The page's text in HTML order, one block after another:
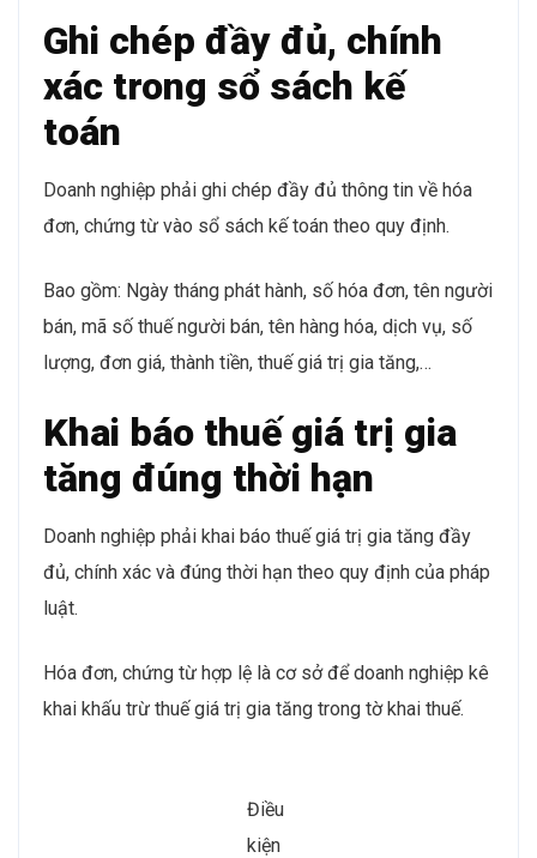
Ghi chép đầy đủ, chính
xác trong sổ sách kế
toán
Doanh nghiệp phải ghi chép đầy đủ thông tin về hóa
đơn, chứng từ vào sổ sách kế toán theo quy định.
Bao gồm: Ngày tháng phát hành, số hóa đơn, tên người
bán, mã số thuế người bán, tên hàng hóa, dịch vụ, số
lượng, đơn giá, thành tiền, thuế giá trị gia tăng,…
Khai báo thuế giá trị gia
tăng đúng thời hạn
Doanh nghiệp phải khai báo thuế giá trị gia tăng đầy
đủ, chính xác và đúng thời hạn theo quy định của pháp
luật.
Hóa đơn, chứng từ hợp lệ là cơ sở để doanh nghiệp kê
khai khấu trừ thuế giá trị gia tăng trong tờ khai thuế.
Điều
kiện